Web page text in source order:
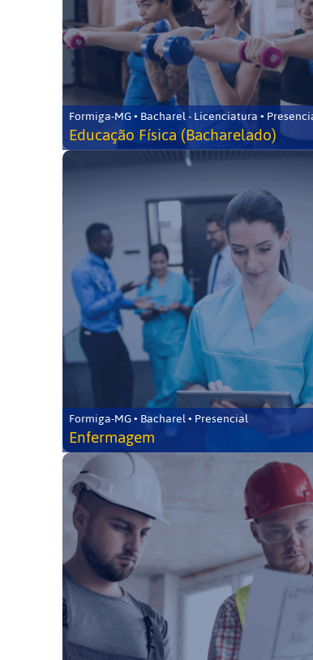
Formiga-MG • Bacharel - Licenciatura •
Educação Física (Bacharelado)
Formiga-MG • Bacharel • Presencial
Enfermagem